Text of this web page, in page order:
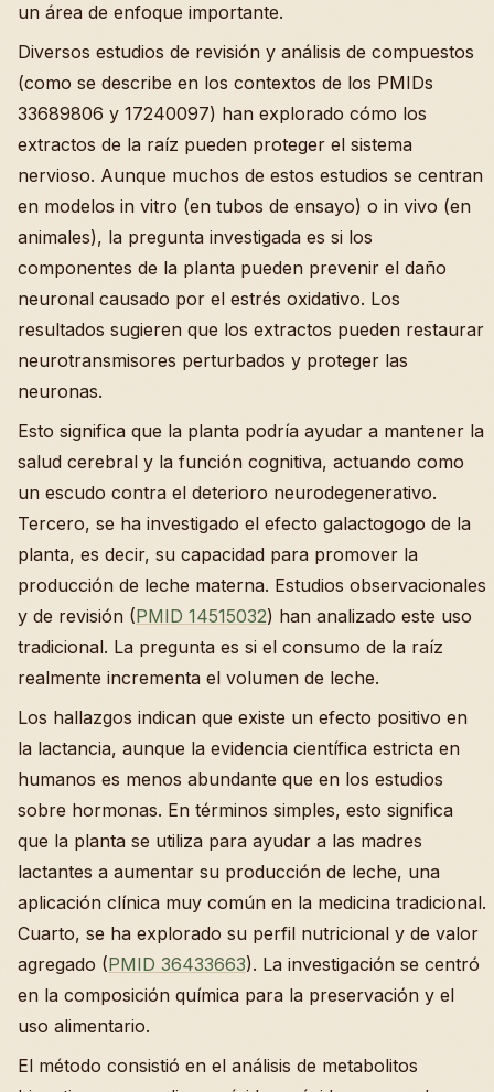
un área de enfoque importante.
Diversos estudios de revisión y análisis de compuestos
(como se describe en los contextos de los PMIDs
33689806 y 17240097) han explorado cómo los
extractos de la raíz pueden proteger el sistema
nervioso. Aunque muchos de estos estudios se centran
en modelos in vitro (en tubos de ensayo) o in vivo (en
animales), la pregunta investigada es si los
componentes de la planta pueden prevenir el daño
neuronal causado por el estrés oxidativo. Los
resultados sugieren que los extractos pueden restaurar
neurotransmisores perturbados y proteger las
neuronas.
Esto significa que la planta podría ayudar a mantener la
salud cerebral y la función cognitiva, actuando como
un escudo contra el deterioro neurodegenerativo.
Tercero, se ha investigado el efecto galactogogo de la
planta, es decir, su capacidad para promover la
producción de leche materna. Estudios observacionales
y de revisión (PMID 14515032) han analizado este uso
tradicional. La pregunta es si el consumo de la raíz
realmente incrementa el volumen de leche.
Los hallazgos indican que existe un efecto positivo en
la lactancia, aunque la evidencia científica estricta en
humanos es menos abundante que en los estudios
sobre hormonas. En términos simples, esto significa
que la planta se utiliza para ayudar a las madres
lactantes a aumentar su producción de leche, una
aplicación clínica muy común en la medicina tradicional.
Cuarto, se ha explorado su perfil nutricional y de valor
agregado (PMID 36433663). La investigación se centró
en la composición química para la preservación y el
uso alimentario.
El método consistió en el análisis de metabolitos